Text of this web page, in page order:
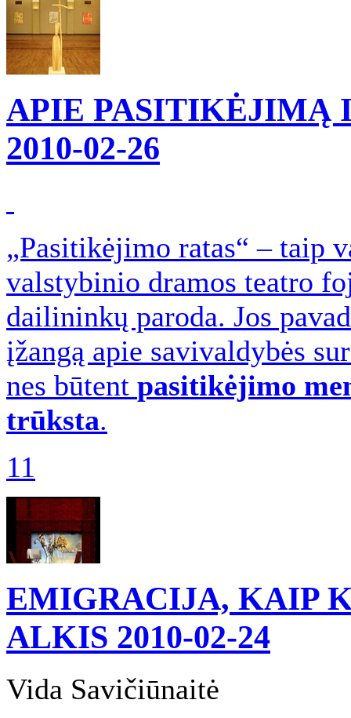
APIE PASITIKĖJIMĄ
2010-02-26
„Pasitikėjimo ratas“ – taip
valstybinio dramos teatro
dailininkų paroda. Jos
įžangą apie savivaldybės
nes būtent pasitikėjimo
trūksta.
11
EMIGRACIJA, KAIP
ALKIS 2010-02-24
Vida Savičiūnaitė